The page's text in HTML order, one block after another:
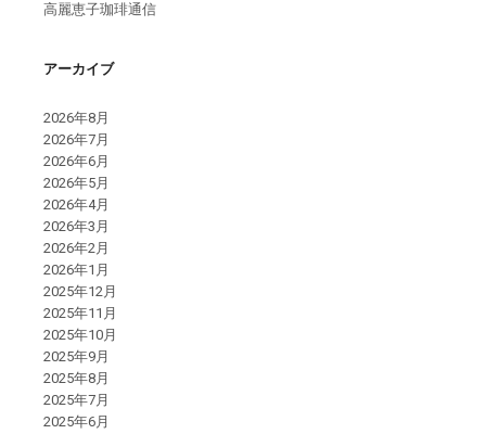
高麗恵子珈琲通信
アーカイブ
2026年8月
2026年7月
2026年6月
2026年5月
2026年4月
2026年3月
2026年2月
2026年1月
2025年12月
2025年11月
2025年10月
2025年9月
2025年8月
2025年7月
2025年6月